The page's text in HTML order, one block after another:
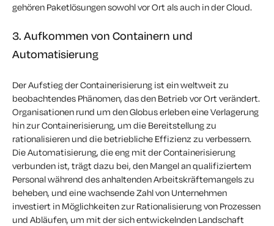
gehören Paketlösungen sowohl vor Ort als auch in der Cloud.
3. Aufkommen von Containern und
Automatisierung
Der Aufstieg der Containerisierung ist ein weltweit zu
beobachtendes Phänomen, das den Betrieb vor Ort verändert.
Organisationen rund um den Globus erleben eine Verlagerung
hin zur Containerisierung, um die Bereitstellung zu
rationalisieren und die betriebliche Effizienz zu verbessern.
Die Automatisierung, die eng mit der Containerisierung
verbunden ist, trägt dazu bei, den Mangel an qualifiziertem
Personal während des anhaltenden Arbeitskräftemangels zu
beheben, und eine wachsende Zahl von Unternehmen
investiert in Möglichkeiten zur Rationalisierung von Prozessen
und Abläufen, um mit der sich entwickelnden Landschaft